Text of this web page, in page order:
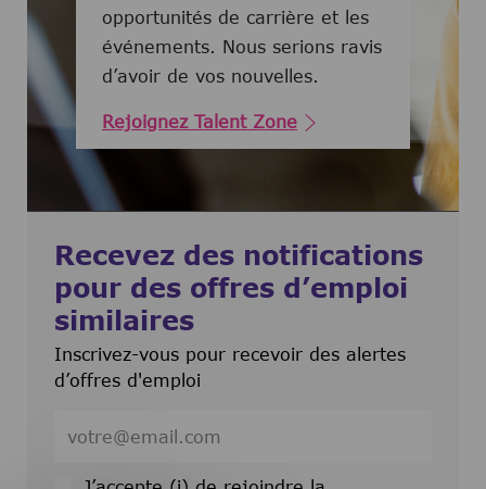
opportunités de carrière et les
événements. Nous serions ravis
d’avoir de vos nouvelles.
Rejoignez Talent Zone
Recevez des notifications
pour des offres d’emploi
similaires
Inscrivez-vous pour recevoir des alertes
d’offres d'emploi